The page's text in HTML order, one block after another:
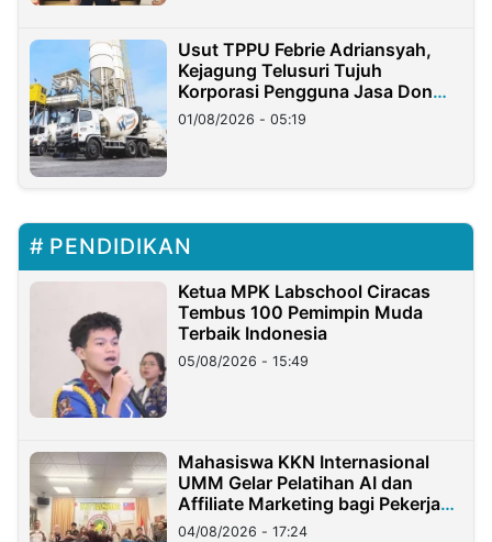
Usut TPPU Febrie Adriansyah,
Kejagung Telusuri Tujuh
Korporasi Pengguna Jasa Don
Ritto
01/08/2026 - 05:19
PENDIDIKAN
Ketua MPK Labschool Ciracas
Tembus 100 Pemimpin Muda
Terbaik Indonesia
05/08/2026 - 15:49
Mahasiswa KKN Internasional
UMM Gelar Pelatihan AI dan
Affiliate Marketing bagi Pekerja
Migran Indonesia di Taiwan
04/08/2026 - 17:24